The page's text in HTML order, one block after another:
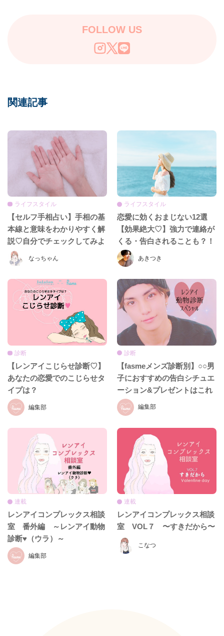
FOLLOW US
関連記事
なっちゃん
ライフスタイル
【セルフ手相占い】手相の基
本線と意味をわかりやすく解
説♡自分でチェックしてみよ
う！
あきつき
ライフスタイル
恋愛に効くおまじない12選
【効果絶大♡】強力で連絡が
くる・告白されることも？！
編集部
診断
【レンアイこじらせ診断♡】
あなたの恋愛でのこじらせタ
イプは？
編集部
診断
【fasmeメンズ診断別】○○男
子におすすめの告白シチュエ
ーション&プレゼントはこれ
だ！！
編集部
連載
レンアイコンプレックス相談
室 番外編 ～レンアイ動物
診断♥（ウラ）～
こなつ
連載
レンアイコンプレックス相談
室 VOL７ 〜すきだから〜